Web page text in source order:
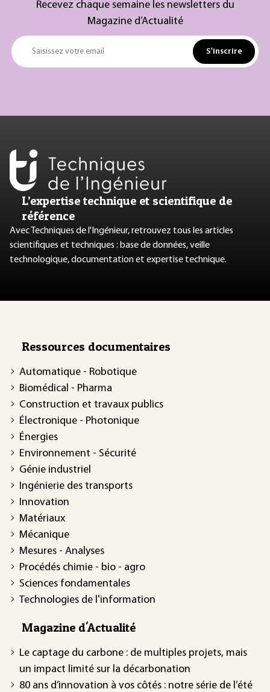
Recevez chaque semaine les newsletters du
Magazine d’Actualité
Saisissez votre email S'inscrire
L’expertise technique et scientifique de
référence
Avec Techniques de l'Ingénieur, retrouvez tous les articles
scientifiques et techniques : base de données, veille
technologique, documentation et expertise technique.
Ressources documentaires
Automatique - Robotique
Biomédical - Pharma
Construction et travaux publics
Électronique - Photonique
Énergies
Environnement - Sécurité
Génie industriel
Ingénierie des transports
Innovation
Matériaux
Mécanique
Mesures - Analyses
Procédés chimie - bio - agro
Sciences fondamentales
Technologies de l'information
Magazine d'Actualité
Le captage du carbone : de multiples projets, mais
un impact limité sur la décarbonation
80 ans d’innovation à vos côtés : notre série de l’été